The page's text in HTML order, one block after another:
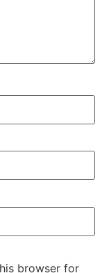
browser for